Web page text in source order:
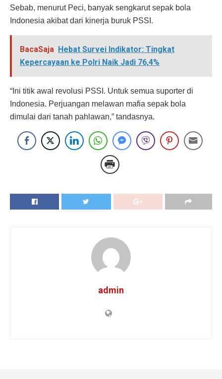
Sebab, menurut Peci, banyak sengkarut sepak bola
Indonesia akibat dari kinerja buruk PSSI.
BacaSaja Hebat Survei Indikator: Tingkat
Kepercayaan ke Polri Naik Jadi 76,4%
“Ini titik awal revolusi PSSI. Untuk semua suporter di
Indonesia. Perjuangan melawan mafia sepak bola
dimulai dari tanah pahlawan,” tandasnya.
admin